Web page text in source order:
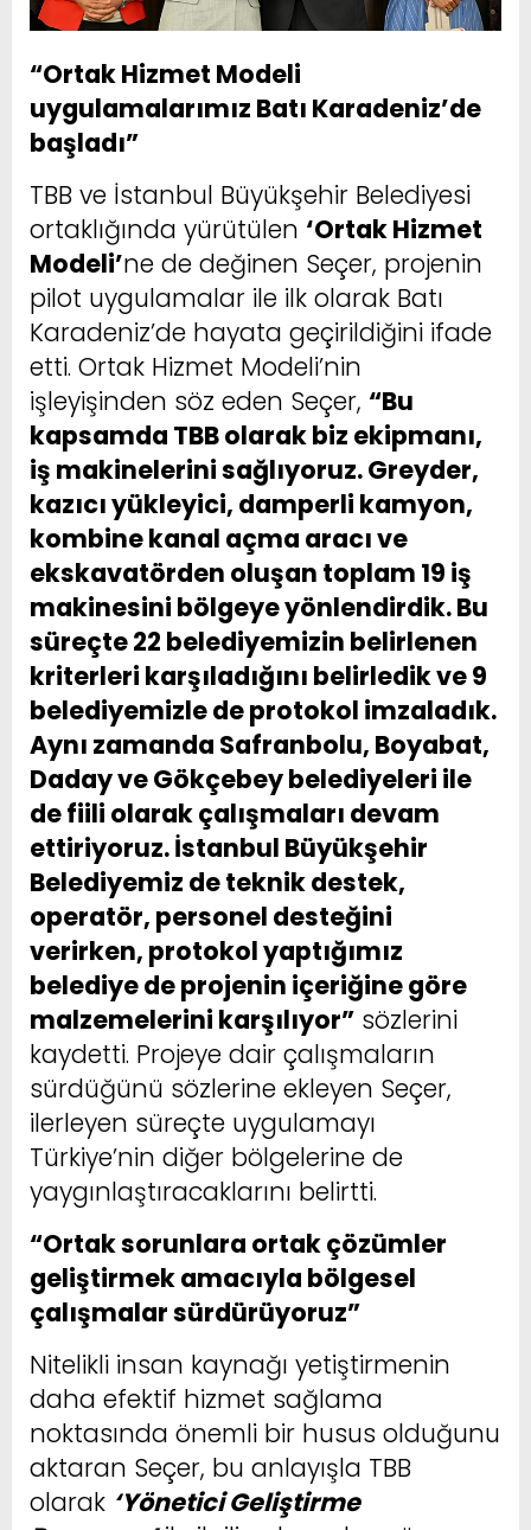
“Ortak Hizmet Modeli
uygulamalarımız Batı Karadeniz’de
başladı”
TBB ve İstanbul Büyükşehir Belediyesi
ortaklığında yürütülen ‘Ortak Hizmet
Modeli’ne de değinen Seçer, projenin
pilot uygulamalar ile ilk olarak Batı
Karadeniz’de hayata geçirildiğini ifade
etti. Ortak Hizmet Modeli’nin
işleyişinden söz eden Seçer, “Bu
kapsamda TBB olarak biz ekipmanı,
iş makinelerini sağlıyoruz. Greyder,
kazıcı yükleyici, damperli kamyon,
kombine kanal açma aracı ve
ekskavatörden oluşan toplam 19 iş
makinesini bölgeye yönlendirdik. Bu
süreçte 22 belediyemizin belirlenen
kriterleri karşıladığını belirledik ve 9
belediyemizle de protokol imzaladık.
Aynı zamanda Safranbolu, Boyabat,
Daday ve Gökçebey belediyeleri ile
de fiili olarak çalışmaları devam
ettiriyoruz. İstanbul Büyükşehir
Belediyemiz de teknik destek,
operatör, personel desteğini
verirken, protokol yaptığımız
belediye de projenin içeriğine göre
malzemelerini karşılıyor” sözlerini
kaydetti. Projeye dair çalışmaların
sürdüğünü sözlerine ekleyen Seçer,
ilerleyen süreçte uygulamayı
Türkiye’nin diğer bölgelerine de
yaygınlaştıracaklarını belirtti.
“Ortak sorunlara ortak çözümler
geliştirmek amacıyla bölgesel
çalışmalar sürdürüyoruz”
Nitelikli insan kaynağı yetiştirmenin
daha efektif hizmet sağlama
noktasında önemli bir husus olduğunu
aktaran Seçer, bu anlayışla TBB
olarak ‘Yönetici Geliştirme